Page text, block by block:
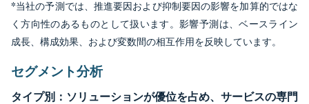
*当社の予測では、推進要因および抑制要因の影響を加算的ではな
く方向性のあるものとして扱います。影響予測は、ベースライン
成長、構成効果、および変数間の相互作用を反映しています。
セグメント分析
タイプ別：ソリューションが優位を占め、サービスの専門